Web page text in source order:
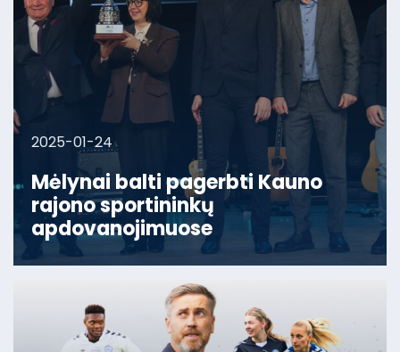
2025-01-24
Mėlynai balti pagerbti Kauno
rajono sportininkų
apdovanojimuose